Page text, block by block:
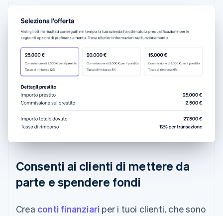
Consenti ai clienti di mettere da
parte e spendere fondi
Crea conti finanziari per i tuoi clienti, che sono